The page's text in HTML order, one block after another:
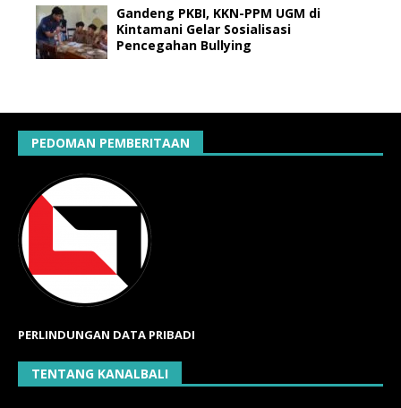
Gandeng PKBI, KKN-PPM UGM di
Kintamani Gelar Sosialisasi
Pencegahan Bullying
PEDOMAN PEMBERITAAN
PERLINDUNGAN DATA PRIBADI
TENTANG KANALBALI